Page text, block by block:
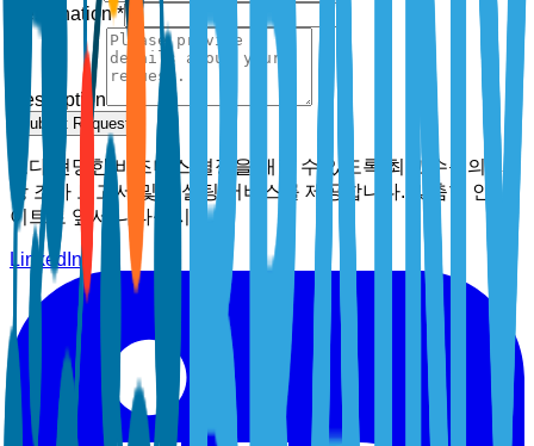
Designation *
Description
Submit Request
보다 현명한 비즈니스 결정을 내릴 수 있도록 최고 수준의 시
장 조사 보고서 및 컨설팅 서비스를 제공합니다. 맞춤형 인사
이트로 앞서 나타십시오.
LinkedIn